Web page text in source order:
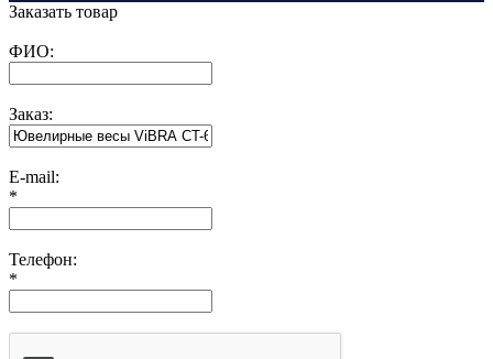
Заказать товар
ФИО:
Заказ:
E-mail:
*
Телефон:
*